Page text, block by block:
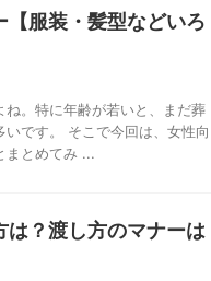
服装・髪型などいろ
。特に年齢が若いと、まだ葬
です。 そこで今回は、女性向
まとめてみ ...
は？渡し方のマナーは